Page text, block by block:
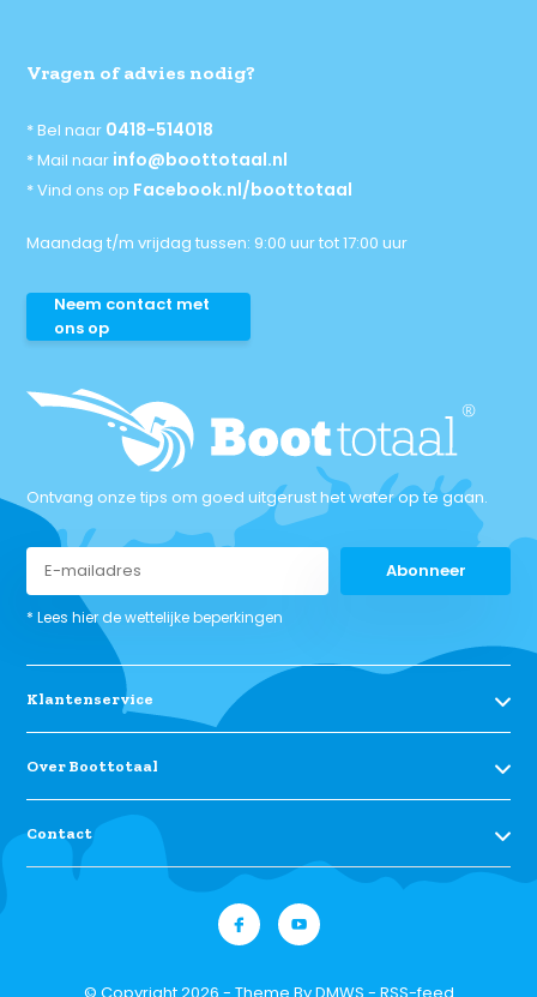
Vragen of advies nodig?
* Bel naar 0418-514018
* Mail naar info@boottotaal.nl
* Vind ons op Facebook.nl/boottotaal
Maandag t/m vrijdag tussen: 9:00 uur tot 17:00 uur
Neem contact met
ons op
Ontvang onze tips om goed uitgerust het water op te gaan.
Abonneer
* Lees hier de wettelijke beperkingen
Klantenservice
Over Boottotaal
Contact